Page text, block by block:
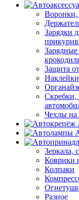
Воронки,
Зарядки
Зарядные
Защита
Скребки,
Чехлы на
Зеркала,
Коврики
Колпаки
Разное